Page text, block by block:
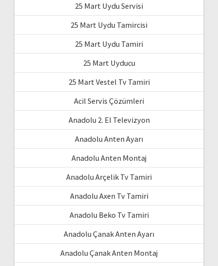
25 Mart Uydu Servisi
25 Mart Uydu Tamircisi
25 Mart Uydu Tamiri
25 Mart Uyducu
25 Mart Vestel Tv Tamiri
Acil Servis Çözümleri
Anadolu 2. El Televizyon
Anadolu Anten Ayarı
Anadolu Anten Montaj
Anadolu Arçelik Tv Tamiri
Anadolu Axen Tv Tamiri
Anadolu Beko Tv Tamiri
Anadolu Çanak Anten Ayarı
Anadolu Çanak Anten Montaj